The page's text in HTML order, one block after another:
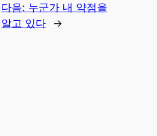
다음: 누군가 내 약점을
알고 있다
→